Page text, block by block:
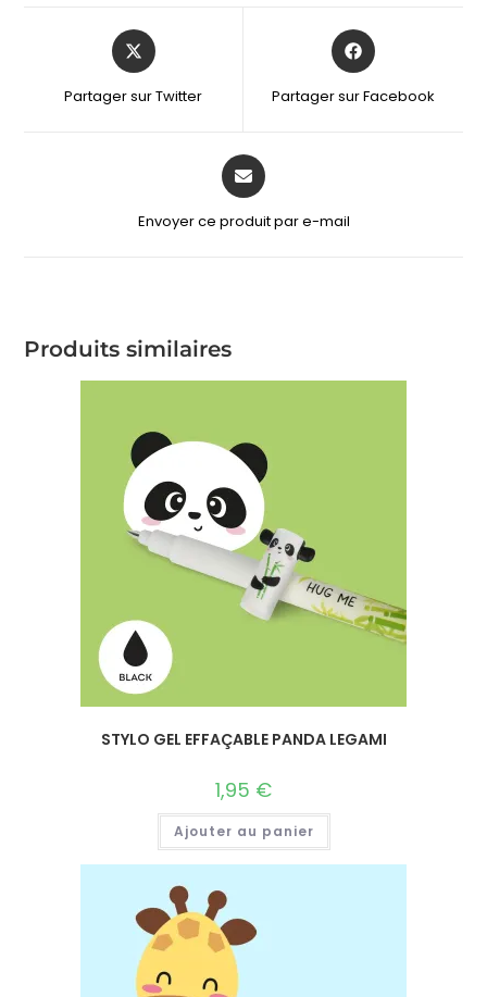
Partager sur Twitter Partager sur Facebook
Envoyer ce produit par e-mail
Produits similaires
STYLO GEL EFFAÇABLE PANDA LEGAMI
1,95 €
Ajouter au panier